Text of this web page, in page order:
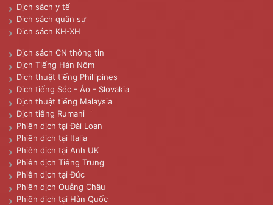
Dịch sách y tế
Dịch sách quân sự
Dịch sách KH-XH
Dịch sách CN thông tin
Dịch Tiếng Hán Nôm
Dịch thuật tiếng Phillipines
Dịch tiếng Séc - Áo - Slovakia
Dịch thuật tiếng Malaysia
Dịch tiếng Rumani
Phiên dịch tại Đài Loan
Phiên dịch tại Italia
Phiên dịch tại Anh UK
Phiên dịch Tiếng Trung
Phiên dịch tại Đức
Phiên dịch Quảng Châu
Phiên dịch tại Hàn Quốc